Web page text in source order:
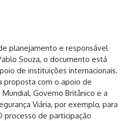
planejamento e responsável
Souza, o documento está
de instituições internacionais.
proposta com o apoio de
Governo Britânico e a
Viária, por exemplo, para
processo de participação